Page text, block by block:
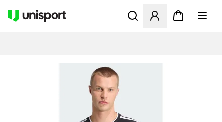
Åbner en Modal til at